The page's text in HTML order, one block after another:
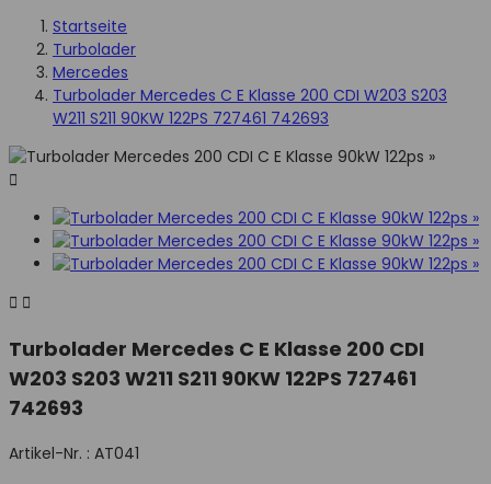
Startseite
Turbolader
Mercedes
Turbolader Mercedes C E Klasse 200 CDI W203 S203
W211 S211 90KW 122PS 727461 742693

 
Turbolader Mercedes C E Klasse 200 CDI
W203 S203 W211 S211 90KW 122PS 727461
742693
Artikel-Nr. : AT041